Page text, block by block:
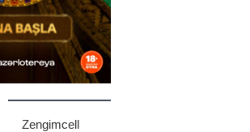
Zengimcell